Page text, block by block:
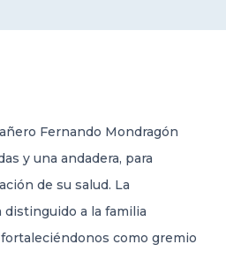
Fernando Mondragón
y una andadera, para
de su salud. La
distinguido a la familia
fortaleciéndonos como gremio